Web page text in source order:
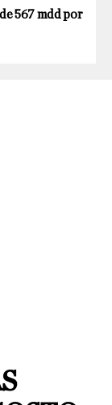
567 mdd por